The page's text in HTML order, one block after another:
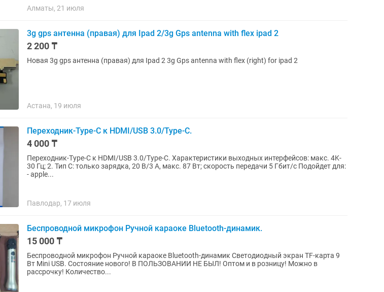
Алматы, 21 июля
3g gps антенна (правая) для Ipad 2/3g Gps antenna with flex ipad 2
2 200 ₸
Новая 3g gps антенна (правая) для Ipad 2 3g Gps antenna with flex (right) for ipad 2
Астана, 19 июля
Переходник-Type-C к HDMI/USB 3.0/Type-C.
4 000 ₸
Переходник-Type-C к HDMI/USB 3.0/Type-C. Характеристики выходных интерфейсов: макс. 4K-
30 Гц; 2. Тип C: только зарядка, 20 В/3 А, макс. 87 Вт; скорость передачи 5 Гбит/с Подойдет для:
- apple...
Павлодар, 17 июля
Беспроводной микрофон Ручной караоке Bluetooth-динамик.
15 000 ₸
Беспроводной микрофон Ручной караоке Bluetooth-динамик Светодиодный экран TF-карта 9
Вт Mini USB. Состояние нового! В ПОЛЬЗОВАНИИ НЕ БЫЛ! Оптом и в розницу! Можно в
рассрочку! Количество...